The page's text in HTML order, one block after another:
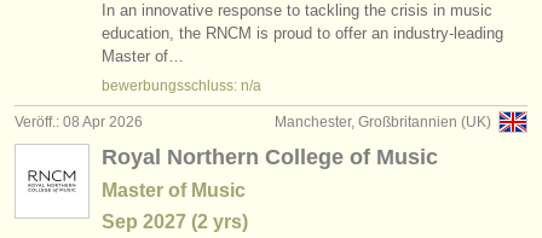
einloggen
In an innovative response to tackling the crisis in music
education, the RNCM is proud to offer an industry-leading
Master of…
bewerbungsschluss: n/a
Manchester, Großbritannien (UK)
Veröff.: 08 Apr 2026
Royal Northern College of Music
Master of Music
Sep 2027 (2 yrs)